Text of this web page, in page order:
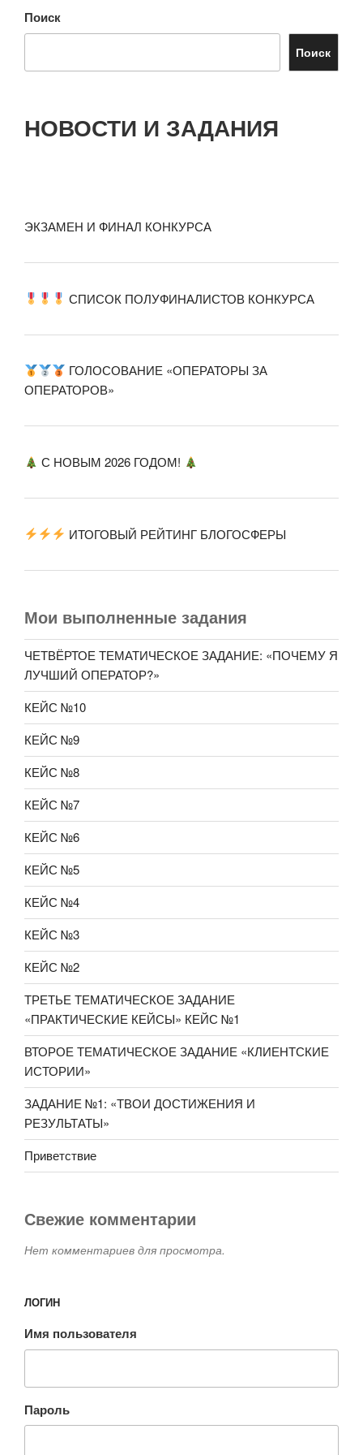
Поиск
Поиск
НОВОСТИ И ЗАДАНИЯ
ЭКЗАМЕН И ФИНАЛ КОНКУРСА
СПИСОК ПОЛУФИНАЛИСТОВ КОНКУРСА
ГОЛОСОВАНИЕ «ОПЕРАТОРЫ ЗА
ОПЕРАТОРОВ»
С НОВЫМ 2026 ГОДОМ!
ИТОГОВЫЙ РЕЙТИНГ БЛОГОСФЕРЫ
Мои выполненные задания
ЧЕТВЁРТОЕ ТЕМАТИЧЕСКОЕ ЗАДАНИЕ: «ПОЧЕМУ Я
ЛУЧШИЙ ОПЕРАТОР?»
КЕЙС №10
КЕЙС №9
КЕЙС №8
КЕЙС №7
КЕЙС №6
КЕЙС №5
КЕЙС №4
КЕЙС №3
КЕЙС №2
ТРЕТЬЕ ТЕМАТИЧЕСКОЕ ЗАДАНИЕ
«ПРАКТИЧЕСКИЕ КЕЙСЫ» КЕЙС №1
ВТОРОЕ ТЕМАТИЧЕСКОЕ ЗАДАНИЕ «КЛИЕНТСКИЕ
ИСТОРИИ»
ЗАДАНИЕ №1: «ТВОИ ДОСТИЖЕНИЯ И
РЕЗУЛЬТАТЫ»
Приветствие
Свежие комментарии
Нет комментариев для просмотра.
ЛОГИН
Имя пользователя
Пароль